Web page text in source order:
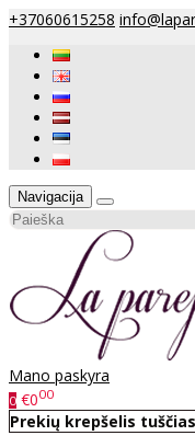
+37060615258
Navigacija
Mano paskyra
0 €000
Prekių krepšelis